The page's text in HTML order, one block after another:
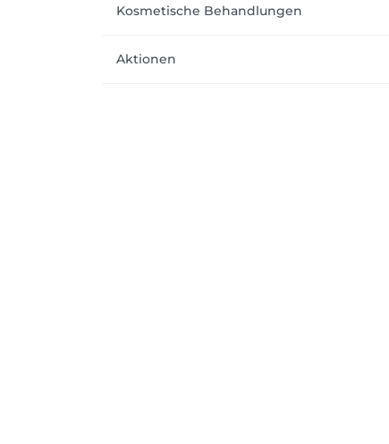
Kosmetische Behandlungen
Aktionen